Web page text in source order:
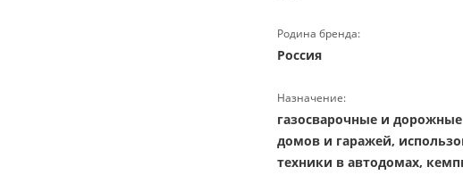
Родина бренда:
Россия
Назначение:
газосварочные и
домов и гаражей,
техники в автодомах,